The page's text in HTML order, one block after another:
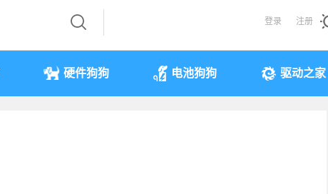
登录 注册
硬件狗狗 电池狗狗 驱动之家